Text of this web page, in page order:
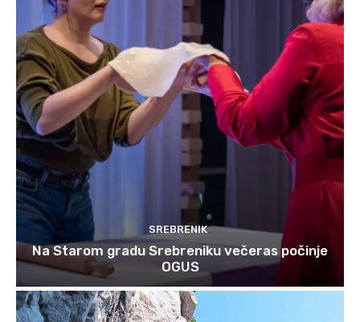
SREBRENIK
Na Starom gradu Srebreniku večeras počinje
OGUS